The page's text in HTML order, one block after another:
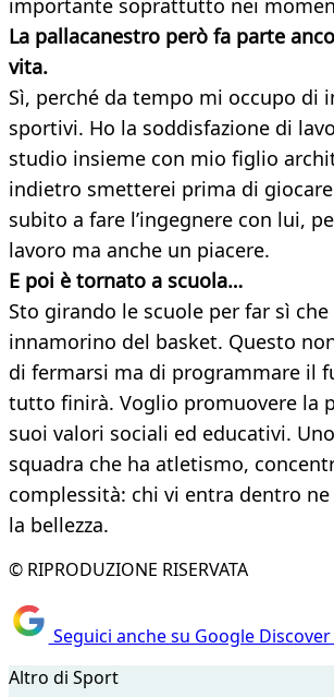
importante soprattutto nei
La pallacanestro però fa parte
vita.
Sì, perché da tempo mi occupo di
sportivi. Ho la soddisfazione di
studio insieme con mio figlio
indietro smetterei prima di
subito a fare l’ingegnere con lui,
lavoro ma anche un piacere.
E poi è tornato a scuola…
Sto girando le scuole per far sì che
innamorino del basket. Questo
di fermarsi ma di programmare il
tutto finirà. Voglio promuovere la
suoi valori sociali ed educativi.
squadra che ha atletismo,
complessità: chi vi entra dentro
la bellezza.
© RIPRODUZIONE RISERVATA
Seguici anche su Google
Altro di Sport